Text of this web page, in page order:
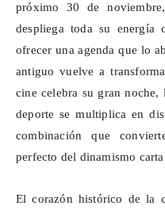
próximo 30 de
despliega toda su energía
ofrecer una agenda que lo
antiguo vuelve a
cine celebra su gran
deporte se multiplica en
combinación que
perfecto del dinamismo
El corazón histórico de la